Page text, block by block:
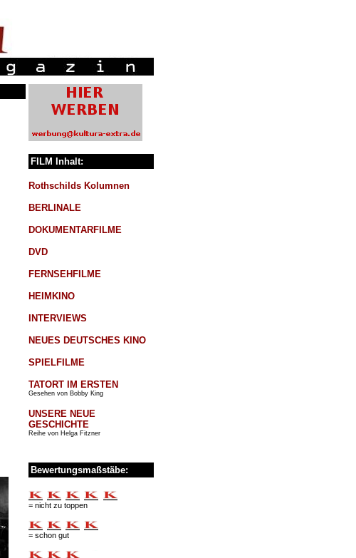
FILM Inhalt:
Rothschilds Kolumnen
BERLINALE
DOKUMENTARFILME
DVD
FERNSEHFILME
HEIMKINO
INTERVIEWS
NEUES DEUTSCHES KINO
SPIELFILME
TATORT IM ERSTEN
Gesehen von Bobby King
UNSERE NEUE
GESCHICHTE
Reihe von Helga Fitzner
Bewertungsmaßstäbe:
= nicht zu toppen
= schon gut